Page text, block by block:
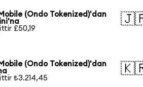
(Ondo Tokenized)'dan
£50,19
(Ondo Tokenized)'dan
₺3.214,45